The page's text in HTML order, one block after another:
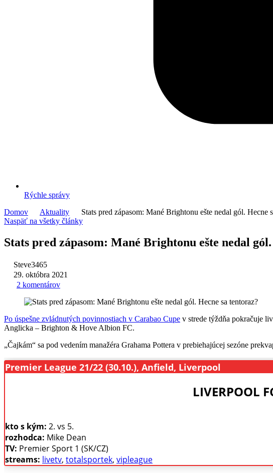
Rýchle správy
Domov
Aktuality
Stats pred zápasom: Mané Brightonu ešte nedal gól. Hecne
Naspäť na všetky články
Stats pred zápasom: Mané Brightonu ešte nedal
Steve3465
29. októbra 2021
2 komentárov
Po úspešne zvládnutých povinnostiach v Carabao Cupe v strede týždňa pokračuje
Anglicka – Brighton & Hove Albion FC.
„Čajkám“ sa pod vedením manažéra Grahama Pottera v prebiehajúcej sezóne
Premier League 21/22 (30.10.), Anfield, Liverpool
LIVERPOOL
kto s kým: 2. vs 5.
rozhodca: Mike Dean
TV: Premier Sport 1 (SK/CZ)
streams: livetv, totalsportek, vipleague